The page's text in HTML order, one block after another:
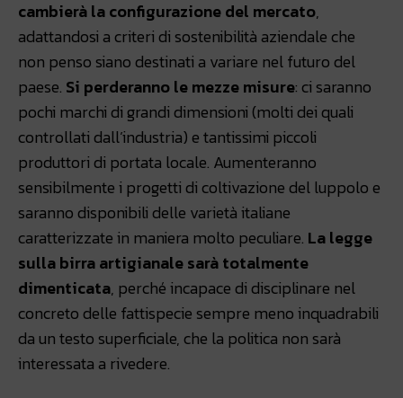
cambierà la configurazione del mercato,
adattandosi a criteri di sostenibilità aziendale che
non penso siano destinati a variare nel futuro del
paese. Si perderanno le mezze misure: ci saranno
pochi marchi di grandi dimensioni (molti dei quali
controllati dall’industria) e tantissimi piccoli
produttori di portata locale. Aumenteranno
sensibilmente i progetti di coltivazione del luppolo e
saranno disponibili delle varietà italiane
caratterizzate in maniera molto peculiare. La legge
sulla birra artigianale sarà totalmente
dimenticata, perché incapace di disciplinare nel
concreto delle fattispecie sempre meno inquadrabili
da un testo superficiale, che la politica non sarà
interessata a rivedere.